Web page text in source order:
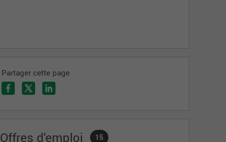
Partager cette page
Offres d'emploi 15